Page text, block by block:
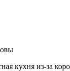
кухня из-за